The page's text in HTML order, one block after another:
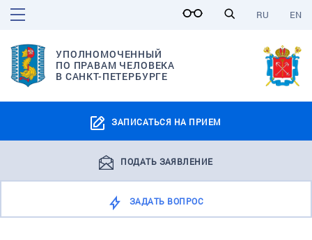
EN
RU
УПОЛНОМОЧЕННЫЙ
ПО ПРАВАМ ЧЕЛОВЕКА
В САНКТ-ПЕТЕРБУРГЕ
ЗАПИСАТЬСЯ НА ПРИЕМ
ПОДАТЬ ЗАЯВЛЕНИЕ
ЗАДАТЬ ВОПРОС